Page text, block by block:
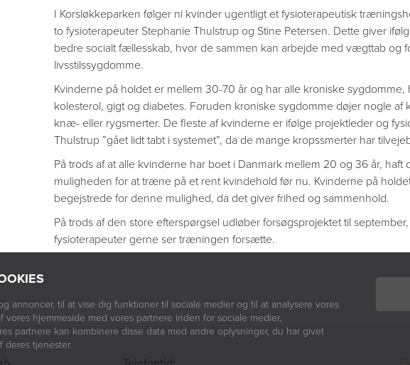
annoncer, til at vise dig funktioner til sociale medier og til at analysere vores
hjemmeside med vores partnere inden for sociale medier,
partnere kan kombinere disse data med andre oplysninger, du har givet
deres tjenester.
I Korsløkkeparken følger ni kvinder ugentligt et fysioterapeutisk
to fysioterapeuter Stephanie Thulstrup og Stine Petersen. Dette giver
bedre socialt fællesskab, hvor de sammen kan arbejde med vægttab og
livsstilssygdomme.
Kvinderne på holdet er mellem 30-70 år og har alle kroniske
kolesterol, gigt og diabetes. Foruden kroniske sygdomme døjer nogle af
knæ- eller rygsmerter. De fleste af kvinderne er ifølge projektleder og
Thulstrup ”gået lidt tabt i systemet”, da de mange kropssmerter har
På trods af at alle kvinderne har boet i Danmark mellem 20 og 36 år, haft
muligheden for at træne på et rent kvindehold før nu. Kvinderne på
begejstrede for denne mulighed, da det giver frihed og sammenhold.
På trods af den store efterspørgsel udløber forsøgsprojektet til
fysioterapeuter gerne ser træningen forsætte.